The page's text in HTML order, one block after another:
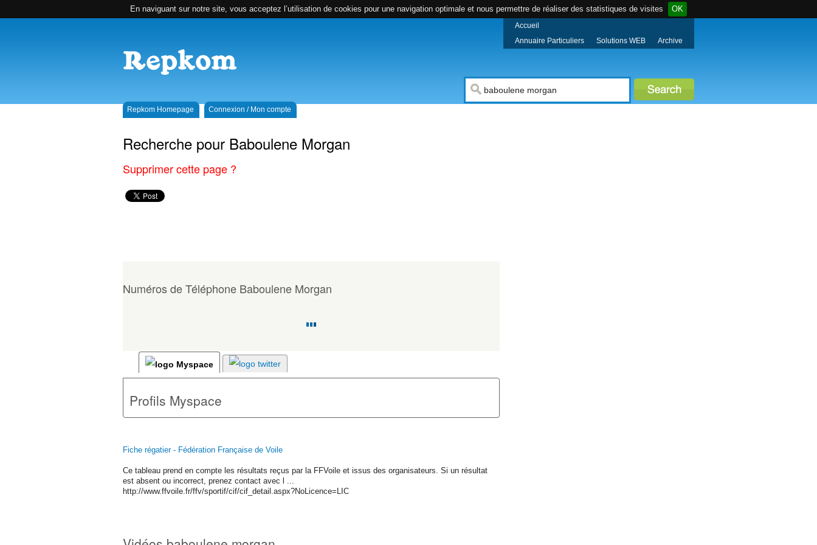
En naviguant sur notre site, vous acceptez l’utilisation de cookies pour une navigation optimale et nous permettre de réaliser des statistiques de visites OK
Accueil
Annuaire Particuliers
Solutions WEB Archive
Repkom Homepage Connexion / Mon compte
Recherche pour Baboulene Morgan
Supprimer cette page ?
Numéros de Téléphone Baboulene Morgan
Profils Myspace
Fiche régatier - Fédération Française de Voile
Ce tableau prend en compte les résultats reçus par la FFVoile et issus des organisateurs. Si un résultat
est absent ou incorrect, prenez contact avec l ...
http://www.ffvoile.fr/ffv/sportif/cif/cif_detail.aspx?NoLicence=LIC